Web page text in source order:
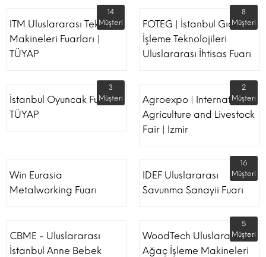
ITM Uluslararası Tekstil
Makineleri Fuarları |
TÜYAP
14
Müşteri
FOTEG | İstanbul Gıda
İşleme Teknolojileri
Uluslararası İhtisas Fuarı
8
Müşteri
İstanbul Oyuncak Fuarı -
TÜYAP
3
Müşteri
Agroexpo | International
Agriculture and Livestock
Fair | Izmir
2
Müşteri
Win Eurasia
Metalworking Fuarı
IDEF Uluslararası
Savunma Sanayii Fuarı
16
Müşteri
CBME - Uluslararası
İstanbul Anne Bebek
WoodTech Uluslararası
Ağaç İşleme Makineleri
5
Müşteri